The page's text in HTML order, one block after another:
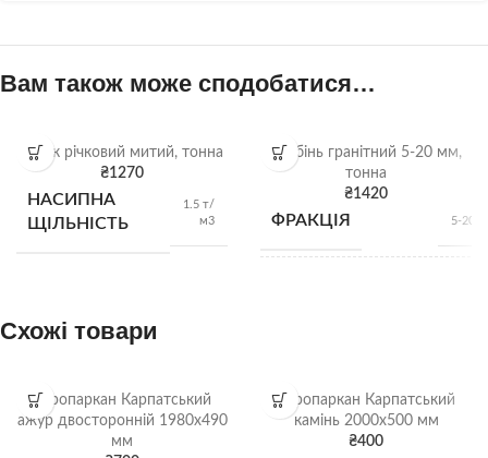
Вам також може сподобатися…
Пісок річковий митий, тонна
₴1270
НАСИПНА
ЩІЛЬНІСТЬ
1.5 т/
м3
Щебінь гранітний 5-20 мм,
тонна
₴1420
ФРАКЦІЯ 5-20
Схожі товари
Європаркан Карпатський
ажур двосторонній 1980х490
мм
Європаркан Карпатський
камінь 2000х500 мм
₴400